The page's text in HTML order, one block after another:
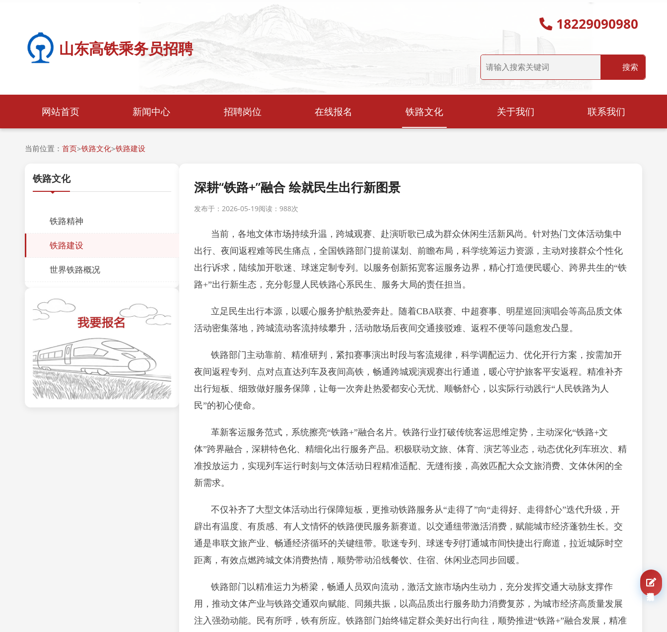
山东高铁乘务员招聘
18229090980
网站首页 新闻中心 招聘岗位 在线报名 铁路文化 关于我们 联系我们
当前位置： 首页>铁路文化>铁路建设
铁路文化
铁路精神
铁路建设
世界铁路概况
深耕“铁路+”融合 绘就民生出行新图景
发布于：2026-05-19阅读： 988次
当前，各地文体市场持续升温，跨城观赛、赴演听歌已成为群众休闲生活新风尚。针对热门文体活动集中
出行、夜间返程难等民生痛点，全国铁路部门提前谋划、前瞻布局，科学统筹运力资源，主动对接群众个性化
出行诉求，陆续加开歌迷、球迷定制专列。以服务创新拓宽客运服务边界，精心打造便民暖心、跨界共生的“铁
路+”出行新生态，充分彰显人民铁路心系民生、服务大局的责任担当。
立足民生出行本源，以暖心服务护航热爱奔赴。随着CBA联赛、中超赛事、明星巡回演唱会等高品质文体
活动密集落地，跨城流动客流持续攀升，活动散场后夜间交通接驳难、返程不便等问题愈发凸显。
铁路部门主动靠前、精准研判，紧扣赛事演出时段与客流规律，科学调配运力、优化开行方案，按需加开
夜间返程专列、点对点直达列车及夜间高铁，畅通跨城观演观赛出行通道，暖心守护旅客平安返程。精准补齐
出行短板、细致做好服务保障，让每一次奔赴热爱都安心无忧、顺畅舒心，以实际行动践行“人民铁路为人
民”的初心使命。
革新客运服务范式，系统擦亮“铁路+”融合名片。铁路行业打破传统客运思维定势，主动深化“铁路+文
体”跨界融合，深耕特色化、精细化出行服务产品。积极联动文旅、体育、演艺等业态，动态优化列车班次、精
准投放运力，实现列车运行时刻与文体活动日程精准适配、无缝衔接，高效匹配大众文旅消费、文体休闲的全
新需求。
不仅补齐了大型文体活动出行保障短板，更推动铁路服务从“走得了”向“走得好、走得舒心”迭代升级，开
辟出有温度、有质感、有人文情怀的铁路便民服务新赛道。以交通纽带激活消费，赋能城市经济蓬勃生长。交
通是串联文旅产业、畅通经济循环的关键纽带。歌迷专列、球迷专列打通城市间快捷出行廊道，拉近城际时空
距离，有效点燃跨城文体消费热情，顺势带动沿线餐饮、住宿、休闲业态同步回暖。
铁路部门以精准运力为桥梁，畅通人员双向流动，激活文旅市场内生动力，充分发挥交通大动脉支撑作
用，推动文体产业与铁路交通双向赋能、同频共振，以高品质出行服务助力消费复苏，为城市经济高质量发展
注入强劲动能。民有所呼，铁有所应。铁路部门始终锚定群众美好出行向往，顺势推进“铁路+”融合发展，精准
我要报名